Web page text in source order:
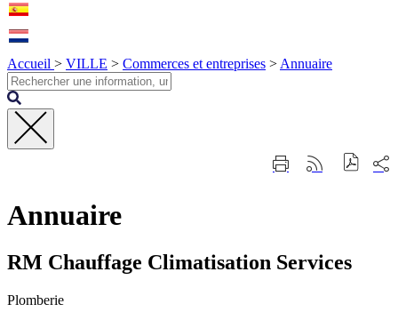
Accueil > VILLE > Commerces et entreprises > Annuaire
Fermer
ImprimerGénérer
sur
Annuaire
RM Chauffage Climatisation Services
Plomberie